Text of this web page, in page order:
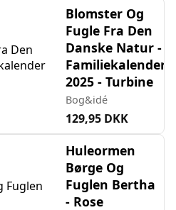
Blomster Og
Fugle Fra Den
Danske Natur -
Familiekalender
2025 - Turbine
Bog&idé
129,95 DKK
Huleormen
Børge Og
Fuglen Bertha
- Rose